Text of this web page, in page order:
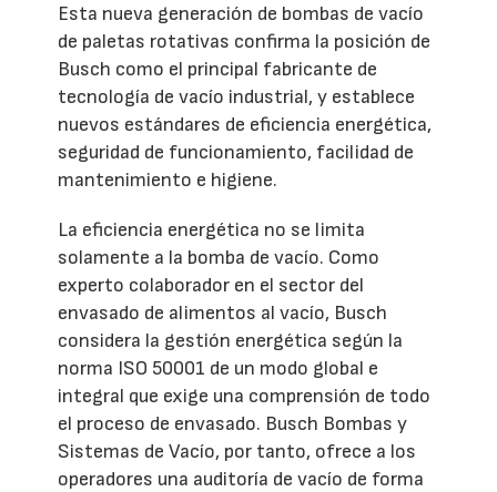
Esta nueva generación de bombas de vacío
de paletas rotativas confirma la posición de
Busch como el principal fabricante de
tecnología de vacío industrial, y establece
nuevos estándares de eficiencia energética,
seguridad de funcionamiento, facilidad de
mantenimiento e higiene.
La eficiencia energética no se limita
solamente a la bomba de vacío. Como
experto colaborador en el sector del
envasado de alimentos al vacío, Busch
considera la gestión energética según la
norma ISO 50001 de un modo global e
integral que exige una comprensión de todo
el proceso de envasado. Busch Bombas y
Sistemas de Vacío, por tanto, ofrece a los
operadores una auditoría de vacío de forma